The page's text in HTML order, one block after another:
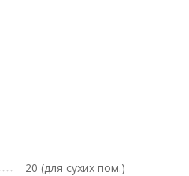
20 (для сухих пом.)